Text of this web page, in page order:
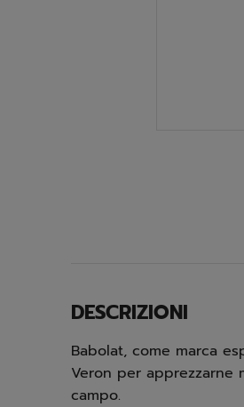
DESCRIZIONI
Babolat, come marca
Veron per apprezzarne
campo.